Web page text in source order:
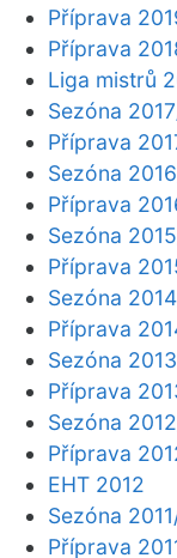
Příprava
Příprava
Liga mistrů
Sezóna
Příprava
Sezóna
Příprava
Sezóna
Příprava
Sezóna
Příprava
Sezóna
Příprava
Sezóna
Příprava
EHT 2012
Sezóna
Příprava